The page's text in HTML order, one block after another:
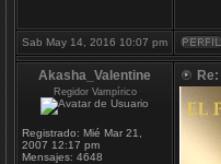
Sab May 14, 2016 10:07 pm
Akasha_Valentine
Regidor Vampírico
Registrado: Mié Mar 21,
2007 12:17 pm
Mensajes: 4648